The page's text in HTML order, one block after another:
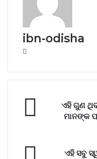
ibn-odisha
ଏହି ଗୁଣ
ମାନଙ୍କ
ଏହି ସବୁ